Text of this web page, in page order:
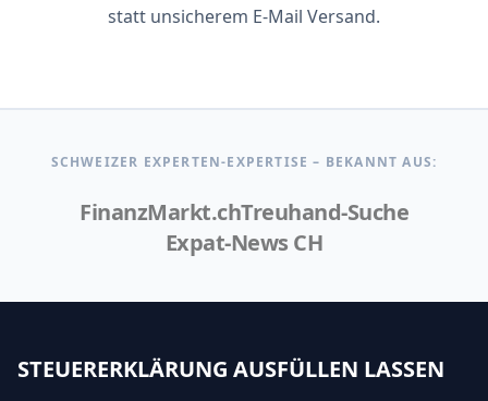
statt unsicherem E-Mail Versand.
SCHWEIZER EXPERTEN-EXPERTISE – BEKANNT AUS:
FinanzMarkt.chTreuhand-Suche
Expat-News CH
STEUERERKLÄRUNG AUSFÜLLEN LASSEN